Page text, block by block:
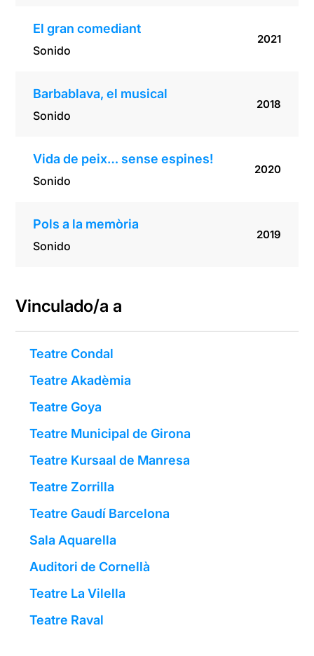
El gran comediant
Sonido
2021
Barbablava, el musical
Sonido
2018
Vida de peix… sense espines!
Sonido
2020
Pols a la memòria
Sonido
2019
Vinculado/a a
Teatre Condal
Teatre Akadèmia
Teatre Goya
Teatre Municipal de Girona
Teatre Kursaal de Manresa
Teatre Zorrilla
Teatre Gaudí Barcelona
Sala Aquarella
Auditori de Cornellà
Teatre La Vilella
Teatre Raval